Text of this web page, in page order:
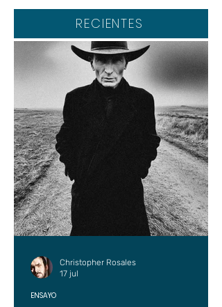
RECIENTES
ENSAYO
Christopher Rosales
17 jul